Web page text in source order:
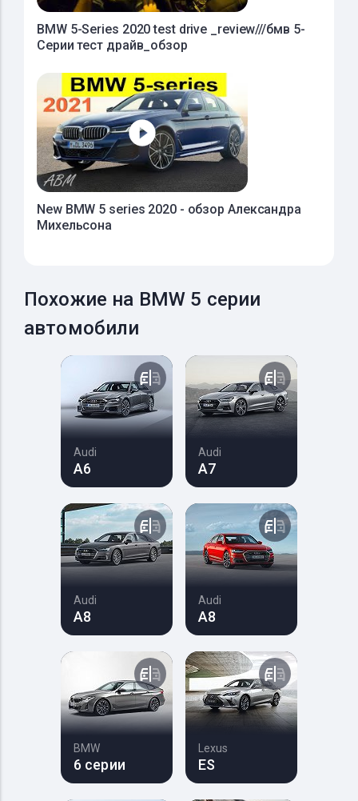
BMW 5-Series 2020 test drive _review///бмв 5-
Серии тест драйв_обзор
New BMW 5 series 2020 - обзор Александра
Михельсона
Похожие на BMW 5 серии
автомобили
Audi
A6
Audi
A7
Audi
A8
Audi
A8
BMW
6 серии
Lexus
ES